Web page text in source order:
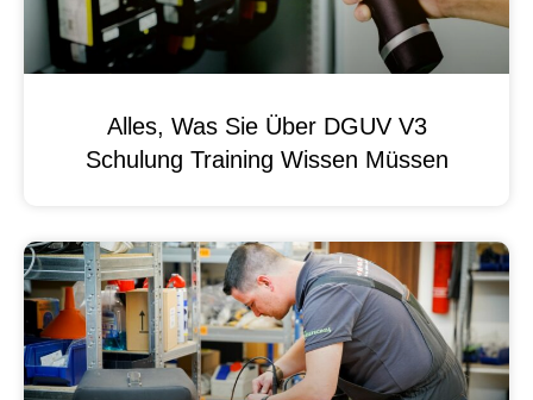
Alles, Was Sie Über DGUV V3
Schulung Training Wissen Müssen